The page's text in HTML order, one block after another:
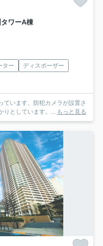
ワーA棟
ター
ディスポーザー
ています。防犯カメラが設置さ
りとしています。... もっと見る